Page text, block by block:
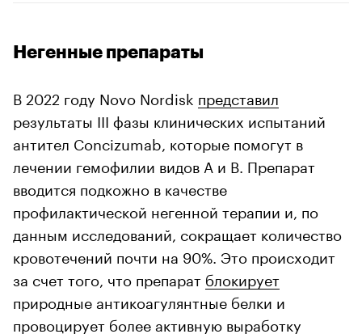
Негенные препараты
В 2022 году Novo Nordisk представил
результаты III фазы клинических испытаний
антител Concizumab, которые помогут в
лечении гемофилии видов А и В. Препарат
вводится подкожно в качестве
профилактической негенной терапии и, по
данным исследований, сокращает количество
кровотечений почти на 90%. Это происходит
за счет того, что препарат блокирует
природные антикоагулянтные белки и
провоцирует более активную выработку